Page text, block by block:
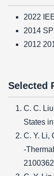
2022
2014
2012
Selected
C. C.
States
C. Y. Li,